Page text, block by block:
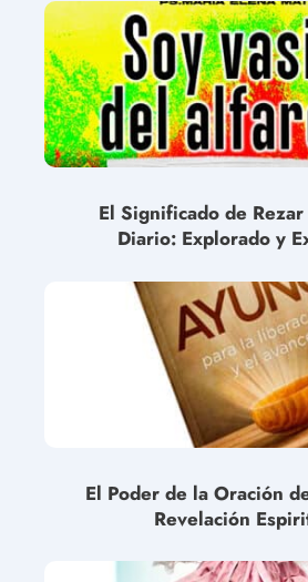
El Significado de
Diario: Explorado y
El Poder de la Oración
Revelación